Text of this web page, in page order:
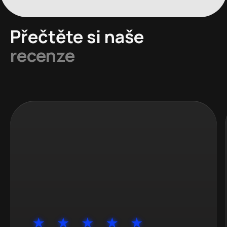
Přečtěte si naše
recenze